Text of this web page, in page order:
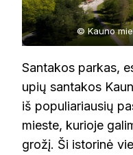
© Kauno
Santakos parkas,
upių santakos
iš populiariausių
mieste, kurioje
grožį. Ši istorinė